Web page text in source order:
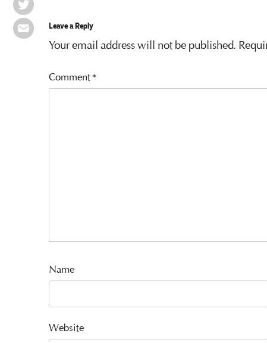
Leave a Reply
Your email address will not be published.
Comment*
Name
Website